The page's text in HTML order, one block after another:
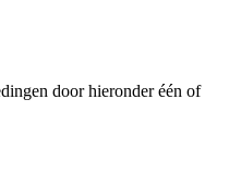
door hieronder één of